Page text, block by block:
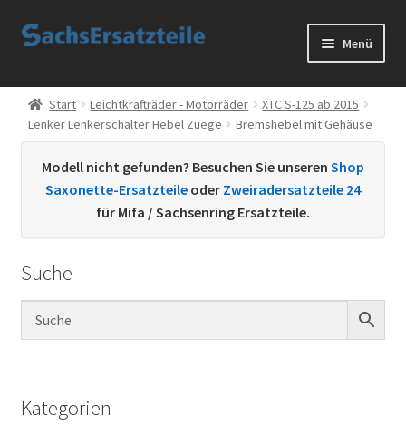
Zur
Zum
Menü
Start
AGB
Datenschutzerklärung
Kontakt
Sachs Ersatzteile
Über uns
Start Leichtkrafträder - Motorräder
XTC S-125 ab 2015
Lenker Lenkerschalter Hebel Zuege
Bremshebel mit Gehäuse
Modell nicht gefunden? Besuchen Sie unseren Shop
Saxonette-Ersatzteile oder Zweiradersatzteile 24
für Mifa / Sachsenring Ersatzteile.
Suche
Kategorien